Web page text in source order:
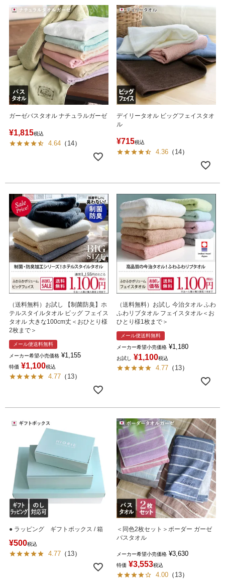
ガーゼバスタオル ナチュラルガーゼ
¥1,815税込
4.64 （ 14）
デイリータオル ビッグフェイスタオ
ル
¥715税込
4.36 （ 14）
（送料無料）お試し 【制菌防臭】ホ
テルスタイルタオル ビッグ フェイス
タオル 大きな100cm丈＜おひとり様
2枚まで＞
メール便送料無料
メーカー希望小売価格 ¥1,155
特価 ¥1,100税込
4.77 （ 13）
（送料無料）お試し 今治タオル ふわ
ふわリブタオル フェイスタオル＜お
ひとり様1枚まで＞
メール便送料無料
メーカー希望小売価格 ¥1,180
お試し ¥1,100税込
4.77 （ 13）
● ラッピング ギフトボックス / 箱
¥500税込
4.77 （ 13）
＜同色2枚セット＞ボーダー ガーゼ
バスタオル
メーカー希望小売価格 ¥3,630
特価 ¥3,553税込
4.00 （ 13）